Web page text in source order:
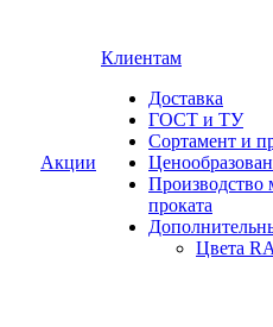
Акции
Клиентам
Доставка
ГОСТ и ТУ
Сортамент и
Производство
проката
Цвета